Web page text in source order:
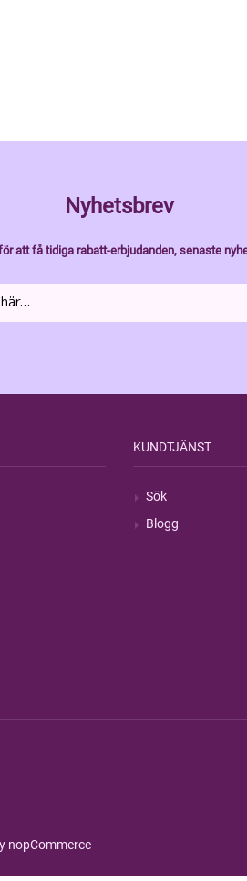
Nyhetsbrev
att få tidiga rabatt-erbjudanden, senaste
KUNDTJÄNST
Sök
Blogg
nopCommerce